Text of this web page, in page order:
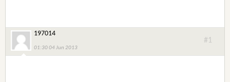
197014
01:30 04 Jun 2013
#1